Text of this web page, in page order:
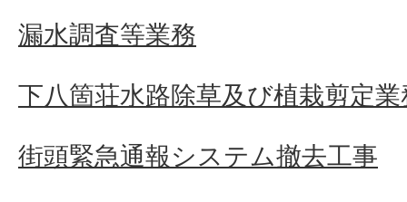
漏水調査等業務
下八箇荘水路除草及び植栽剪定
街頭緊急通報システム撤去工事